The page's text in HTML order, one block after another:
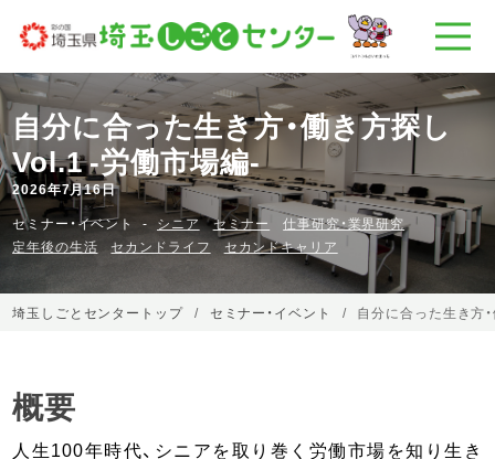
自分に合った生き方・働き方探し
Vol.1 -労働市場編-
2026年7月16日
セミナー・イベント
シニア セミナー
仕事研究・業界研究
定年後の生活
セカンドライフ セカンドキャリア
埼玉しごとセンタートップ セミナー・イベント 自分に合った生き方
概要
人生100年時代、シニアを取り巻く労働市場を知り生き